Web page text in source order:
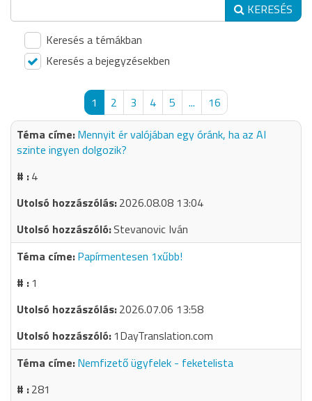
KERESÉS
Keresés a témákban
Keresés a bejegyzésekben
1 2 3 4 5 ...
16
Mennyit ér valójában egy óránk, ha az AI
szinte ingyen dolgozik?
4
2026.08.08 13:04
Stevanovic Iván
Papírmentesen 1xűbb!
1
2026.07.06 13:58
1DayTranslation.com
Nemfizető ügyfelek - feketelista
281